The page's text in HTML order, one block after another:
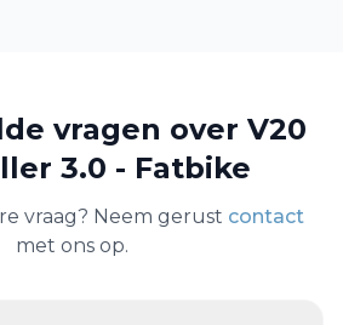
vragen over V20
3.0 - Fatbike
vraag? Neem gerust contact
met ons op.